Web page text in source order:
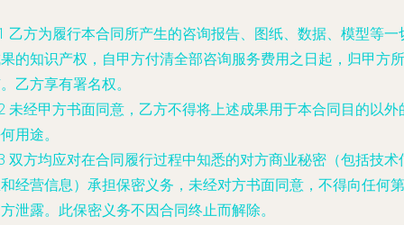
乙方为履行本合同所产生的咨询报告、图纸、数据、模型等一
的知识产权，自甲方付清全部咨询服务费用之日起，归甲方所
乙方享有署名权。
未经甲方书面同意，乙方不得将上述成果用于本合同目的以外
用途。
双方均应对在合同履行过程中知悉的对方商业秘密（包括技术
经营信息）承担保密义务，未经对方书面同意，不得向任何第
泄露。此保密义务不因合同终止而解除。